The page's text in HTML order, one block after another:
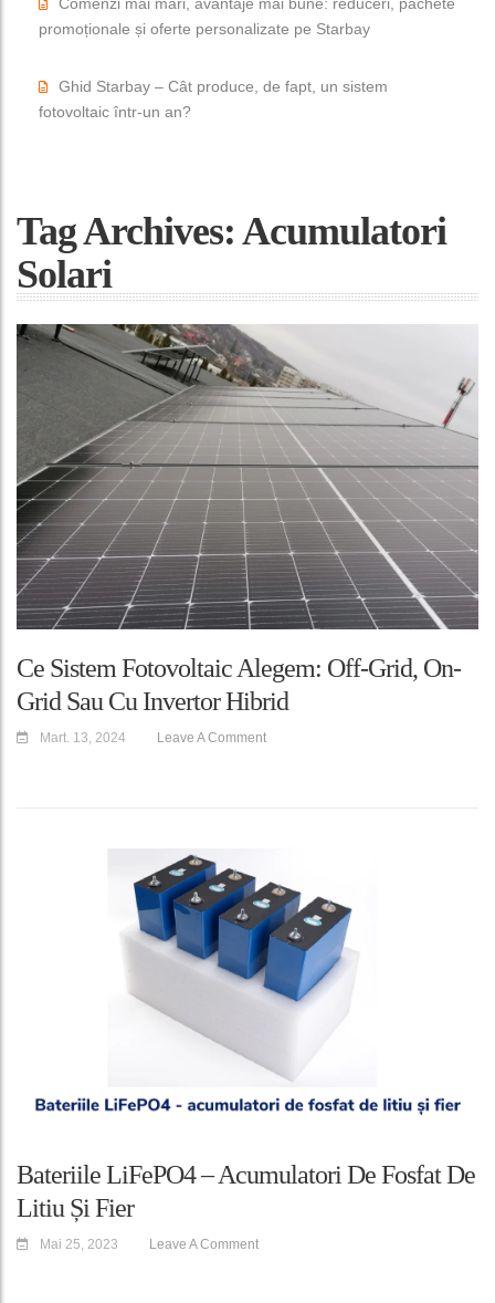
promoționale și oferte personalizate pe Starbay
Ghid Starbay – Cât produce, de fapt, un sistem
fotovoltaic într-un an?
Tag Archives: Acumulatori
Solari
Ce Sistem Fotovoltaic Alegem: Off-Grid, On-
Grid Sau Cu Invertor Hibrid
Mart. 13, 2024 Leave A Comment
Bateriile LiFePO4 – Acumulatori De Fosfat De
Litiu Și Fier
Mai 25, 2023 Leave A Comment